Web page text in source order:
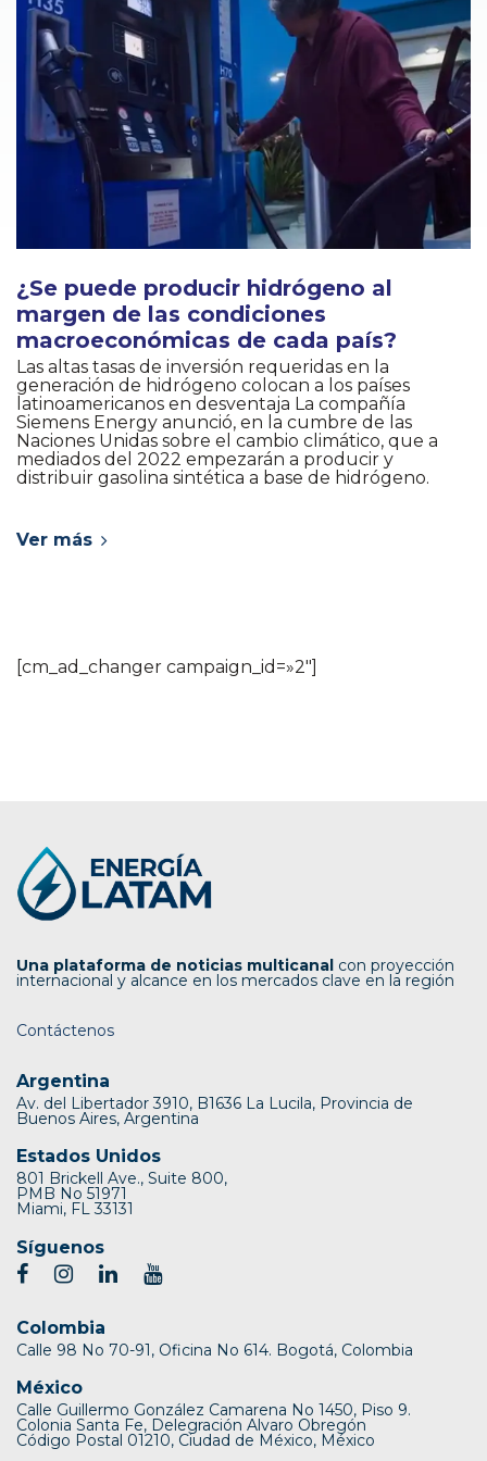
¿Se puede producir hidrógeno al
margen de las condiciones
macroeconómicas de cada país?
Las altas tasas de inversión requeridas en la
generación de hidrógeno colocan a los países
latinoamericanos en desventaja La compañía
Siemens Energy anunció, en la cumbre de las
Naciones Unidas sobre el cambio climático, que a
mediados del 2022 empezarán a producir y
distribuir gasolina sintética a base de hidrógeno.
Ver más
[cm_ad_changer campaign_id=»2″]
Una plataforma de noticias multicanal con proyección
internacional y alcance en los mercados clave en la región
Contáctenos
Argentina
Av. del Libertador 3910, B1636 La Lucila, Provincia de
Buenos Aires, Argentina
Estados Unidos
801 Brickell Ave., Suite 800,
PMB No 51971
Miami, FL 33131
Síguenos
Colombia
Calle 98 No 70-91, Oficina No 614. Bogotá, Colombia
México
Calle Guillermo González Camarena No 1450, Piso 9.
Colonia Santa Fe, Delegración Alvaro Obregón
Código Postal 01210, Ciudad de México, México